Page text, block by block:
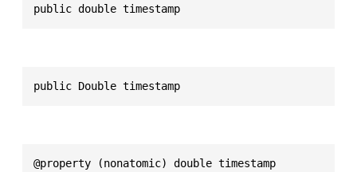
public double timestamp
public Double timestamp
@property (nonatomic) double timestamp